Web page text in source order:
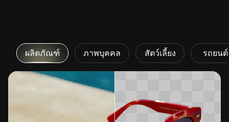
ผลิตภัณฑ์ ภาพบุคคล สัตว์เลี้ยง รถยนต์